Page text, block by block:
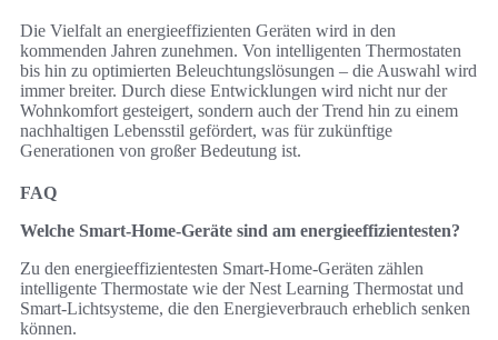
Die Vielfalt an energieeffizienten Geräten wird in den
kommenden Jahren zunehmen. Von intelligenten Thermostaten
bis hin zu optimierten Beleuchtungslösungen – die Auswahl wird
immer breiter. Durch diese Entwicklungen wird nicht nur der
Wohnkomfort gesteigert, sondern auch der Trend hin zu einem
nachhaltigen Lebensstil gefördert, was für zukünftige
Generationen von großer Bedeutung ist.
FAQ
Welche Smart-Home-Geräte sind am energieeffizientesten?
Zu den energieeffizientesten Smart-Home-Geräten zählen
intelligente Thermostate wie der Nest Learning Thermostat und
Smart-Lichtsysteme, die den Energieverbrauch erheblich senken
können.